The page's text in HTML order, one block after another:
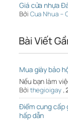
Giá cửa nhựa
Bởi Cua Nhua –
Bài Viết
Mua giày bảo
Nếu bạn làm
Bởi thegioigay,
Điểm cung cấp
hấp dẫn